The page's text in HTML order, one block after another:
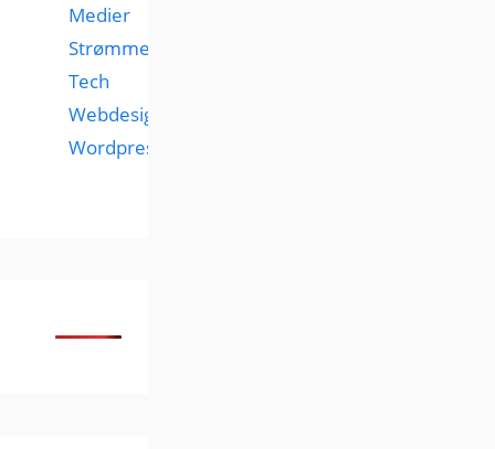
Medier
Strømmetjenester
Tech
Webdesign
Wordpress